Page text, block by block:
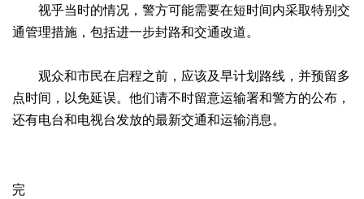
视乎当时的情况，警方可能需要在短时间内采取特别交
通管理措施，包括进一步封路和交通改道。
观众和市民在启程之前，应该及早计划路线，并预留多
点时间，以免延误。他们请不时留意运输署和警方的公布，
还有电台和电视台发放的最新交通和运输消息。
完